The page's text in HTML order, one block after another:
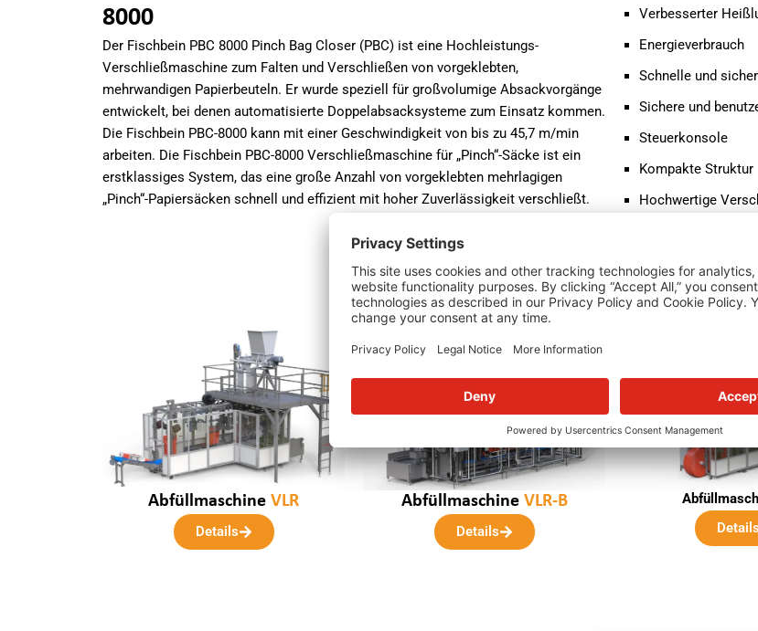
8000
Der Fischbein PBC 8000 Pinch Bag Closer (PBC) ist eine Hochleistungs-
Verschließmaschine zum Falten und Verschließen von vorgeklebten,
mehrwandigen Papierbeuteln. Er wurde speziell für großvolumige Absackvorgänge
entwickelt, bei denen automatisierte Doppelabsacksysteme zum Einsatz kommen.
Die Fischbein PBC-8000 kann mit einer Geschwindigkeit von bis zu 45,7 m/min
arbeiten. Die Fischbein PBC-8000 Verschließmaschine für „Pinch“-Säcke ist ein
erstklassiges System, das eine große Anzahl von vorgeklebten mehrlagigen
„Pinch“-Papiersäcken schnell und effizient mit hoher Zuverlässigkeit verschließt.
Verbesserter
Energieverbrauch
Schnelle und
Sichere und
Steuerkonsole
Kompakte Struktur
Hochwertige
Unsere weiteren Lösungen
Abfüllmaschine VLR
Details
Abfüllmaschine VLR-B
Details
Details